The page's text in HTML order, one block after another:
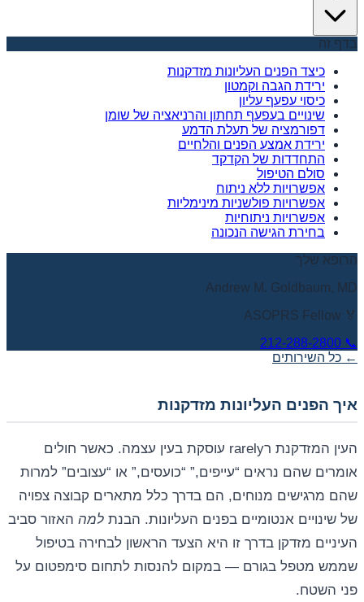
בדף זה
כיצד הפנים העליונות מזדקנות
ירידת הגבה וקמטון
כיסוי עפעף עליון
שינויים בעפעף תחתון והרניאציה של שומן
דפורמציה של תעלת הדמע
ירידת אמצע הפנים והלחיים
התחדדות של הקדקד
סולם הטיפול
אפשרויות ללא ניתוח
אפשרויות פולשניות מינימליות
אפשרויות ניתוחיות
בחירת הגישה הנכונה
הרופא שלך
Andrew M. Goldbaum, MD
🏅 ASOPRS Fellow
📞
212-288-2800
← כל השירותים
איך הפנים העליונות מזדקנות
העין המזדקנת רrarely עוסקת בעין עצמה. כאשר חולים
אומרים שהם נראים “עייפים,” “כועסים,” או “עצובים” למרות
שהם מרגישים מנוחים, הם בדרך כלל מתארים קבוצה צפויה
של שינויים אנטומיים בפנים העליונות. הבנת למה האזור סביב
העיניים מזדקן בדרך זו היא הצעד הראשון לבחירה בטיפול
שממש מטפל בגורם — במקום להנסות לתחום סימפטום על
פני השטח.